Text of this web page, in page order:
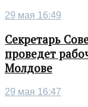
29 мая 16:49
Секретарь
проведет
Молдове
29 мая 16:47